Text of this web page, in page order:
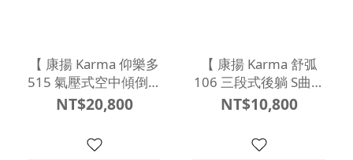
【 康揚 Karma 仰樂多
515 氣壓式空中傾倒手
動輪椅 安全重心潛移裝
置 】
NT$20,800
【 康揚 Karma 舒弧
106 三段式後躺 S曲面
型人體工學座墊 手動輪
椅 】
NT$10,800